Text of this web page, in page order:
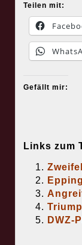
Teilen mit:
Gefällt mir:
Links zum
DWZ-